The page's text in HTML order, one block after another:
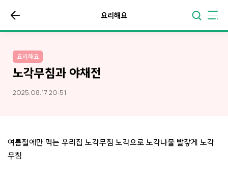
요리해요
요리해요
노각무침과 야채전
2025.08.17 20:51
여름철에만 먹는 우리집 노각무침 노각으로 노각나물 빨갛게 노각
무침